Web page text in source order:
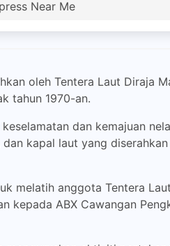
Near Me
oleh Tentera Laut Diraja
tahun 1970-an.
dan kemajuan
kapal laut yang
melatih anggota Tentera
ABX Cawangan